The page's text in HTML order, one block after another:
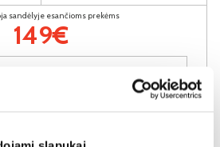
sandėlyje esančioms prekėms
149€